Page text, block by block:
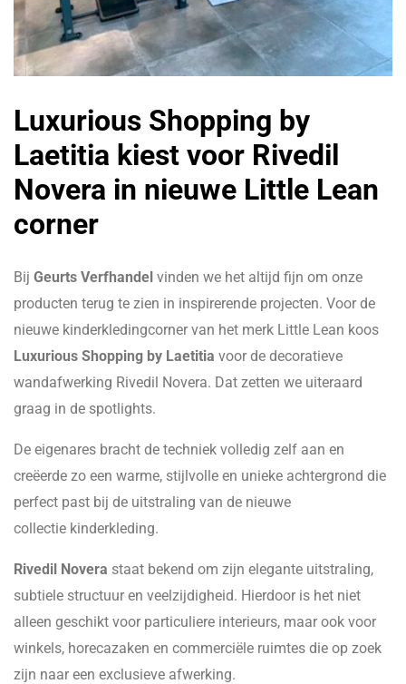
Luxurious Shopping by
Laetitia kiest voor Rivedil
Novera in nieuwe Little Lean
corner
Bij Geurts Verfhandel vinden we het altijd fijn om onze
producten terug te zien in inspirerende projecten. Voor de
nieuwe kinderkledingcorner van het merk Little Lean koos
Luxurious Shopping by Laetitia voor de decoratieve
wandafwerking Rivedil Novera. Dat zetten we uiteraard
graag in de spotlights.
De eigenares bracht de techniek volledig zelf aan en
creëerde zo een warme, stijlvolle en unieke achtergrond die
perfect past bij de uitstraling van de nieuwe
collectie kinderkleding.
Rivedil Novera staat bekend om zijn elegante uitstraling,
subtiele structuur en veelzijdigheid. Hierdoor is het niet
alleen geschikt voor particuliere interieurs, maar ook voor
winkels, horecazaken en commerciële ruimtes die op zoek
zijn naar een exclusieve afwerking.